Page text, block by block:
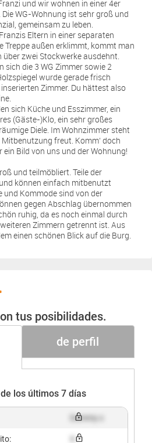
und wir wohnen in einer 4er
WG-Wohnung ist sehr groß und
gemeinsam zu leben.
Eltern in einer separaten
Treppe außen erklimmt, kommt man
über zwei Stockwerke ausdehnt.
sich die 3 WG Zimmer sowie 2
wurde gerade frisch
Zimmer. Du hättest also
sich Küche und Esszimmer, ein
(Gäste-)Klo, ein sehr großes
Diele. Im Wohnzimmer steht
freut. Komm‘ doch
Bild von uns und der Wohnung!
und teilmöbliert. Teile der
können einfach mitbenutzt
Kommode sind von der
gegen Abschlag übernommen
ruhig, da es noch einmal durch
Zimmern getrennt ist. Aus
einen schönen Blick auf die Burg.
tus posibilidades.
de perfil
los últimos 7 días
Dummy x